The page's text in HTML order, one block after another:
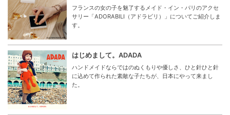
フランスの女の子を魅了するメイド・イン・パリのアクセ
サリー「ADORABILI（アドラビリ）」についてご紹介しま
す。
はじめまして。ADADA
ハンドメイドならではのぬくもりや優しさ、ひと針ひと針
に込めて作られた素敵な子たちが、日本にやって来まし
た。